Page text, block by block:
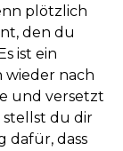
plötzlich
den du
ist ein
wieder nach
und versetzt
stellst du dir
dafür, dass